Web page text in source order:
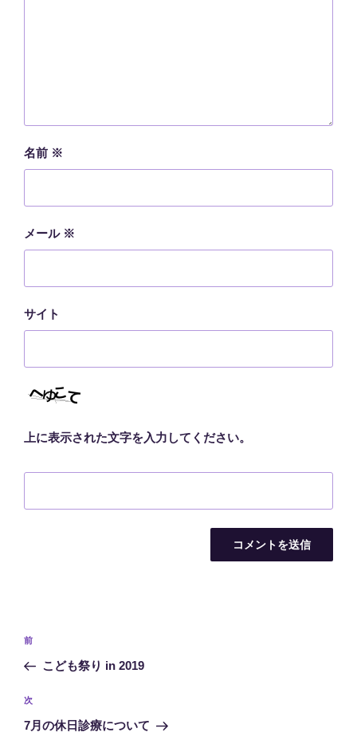
名前 ※
メール ※
サイト
上に表示された文字を入力してください。
投
ナ
ビ
ゲ
前
の
稿
前
こども祭り in 2019
次
の
次
7月の休日診療について